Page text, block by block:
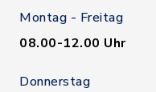
Montag - Freitag
08.00-12.00 Uhr
Donnerstag